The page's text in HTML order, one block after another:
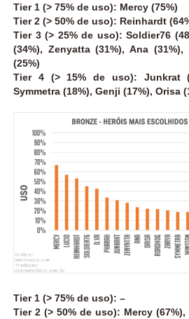
Tier 1 (> 75% de uso): Mercy (75%)
Tier 2 (> 50% de uso): Reinhardt
Tier 3 (> 25% de uso): Soldier76
(34%), Zenyatta (31%), Ana
(25%)
Tier 4 (> 15% de uso): Junkrat
Symmetra (18%), Genji (17%), Orisa
Tier 1 (> 75% de uso): –
Tier 2 (> 50% de uso): Mercy